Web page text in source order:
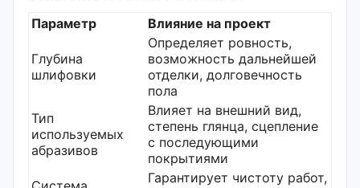
Параметр
Влияние на проект
Глубина
шлифовки
Определяет ровность,
возможность дальнейшей
отделки, долговечность
пола
Тип
используемых
абразивов
Влияет на внешний вид,
степень глянца, сцепление
с последующими
покрытиями
Гарантирует чистоту работ,